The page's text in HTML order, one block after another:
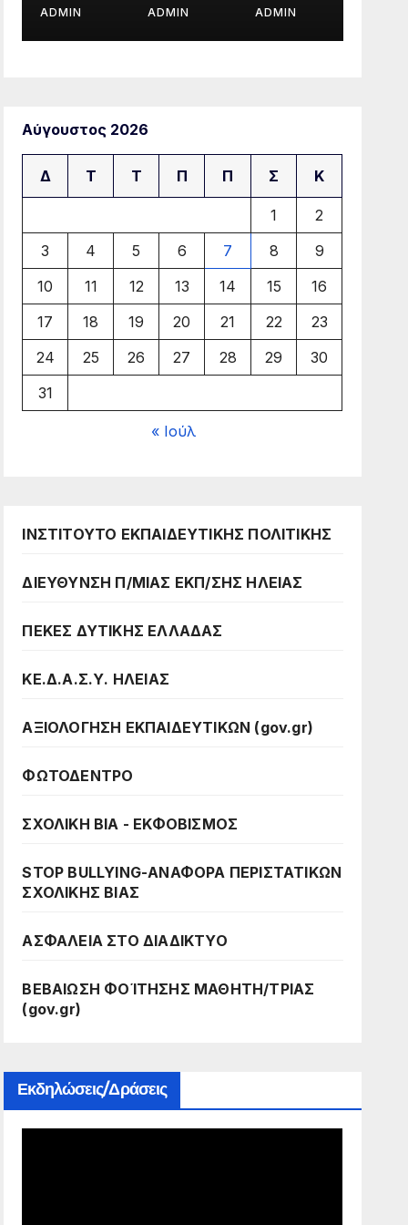
ADMIN ADMIN ADMIN
Αύγουστος 2026
Δ Τ Τ Π Π Σ Κ
1
2
3
4 5 6 7 8
9
10
11 12 13 14 15
16
17
18 19 20 21 22
23
24
25 26 27 28 29
30
31
« Ιούλ
ΙΝΣΤΙΤΟΥΤΟ ΕΚΠΑΙΔΕΥΤΙΚΗΣ ΠΟΛΙΤΙΚΗΣ
ΔΙΕΥΘΥΝΣΗ Π/ΜΙΑΣ ΕΚΠ/ΣΗΣ ΗΛΕΙΑΣ
ΠΕΚΕΣ ΔΥΤΙΚΗΣ ΕΛΛΑΔΑΣ
ΚΕ.Δ.Α.Σ.Υ. ΗΛΕΙΑΣ
ΑΞΙΟΛΟΓΗΣΗ ΕΚΠΑΙΔΕΥΤΙΚΩΝ (gov.gr)
ΦΩΤΟΔΕΝΤΡΟ
ΣΧΟΛΙΚΗ ΒΙΑ - ΕΚΦΟΒΙΣΜΟΣ
STOP BULLYING-ΑΝΑΦΟΡΑ ΠΕΡΙΣΤΑΤΙΚΩΝ
ΣΧΟΛΙΚΗΣ ΒΙΑΣ
ΑΣΦΑΛΕΙΑ ΣΤΟ ΔΙΑΔΙΚΤΥΟ
ΒΕΒΑΙΩΣΗ ΦΟΊΤΗΣΗΣ ΜΑΘΗΤΗ/ΤΡΙΑΣ
(gov.gr)
Εκδηλώσεις/Δράσεις